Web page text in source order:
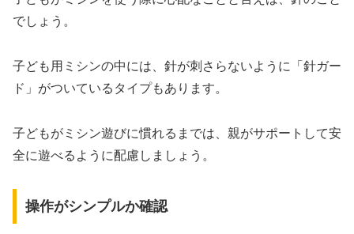
でしょう。
子ども用ミシンの中には、針が刺さらないように「針ガー
ド」がついているタイプもあります。
子どもがミシン遊びに慣れるまでは、親がサポートして安
全に遊べるように配慮しましょう。
操作がシンプルか確認